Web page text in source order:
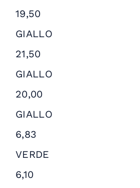
19,50
GIALLO
21,50
GIALLO
20,00
GIALLO
6,83
VERDE
6,10